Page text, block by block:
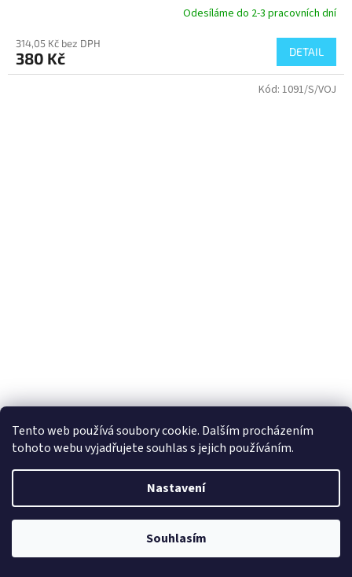
Tento web používá soubory cookie. Dalším procházením
tohoto webu vyjadřujete souhlas s jejich používáním.
Nastavení
Souhlasím
Odesíláme do 2-3 pracovních dní
314,05 Kč bez DPH
380 Kč DETAIL
Odesíláme do 2-3 pracovních dní
389 Kč
Kód: 1091/S/VOJ